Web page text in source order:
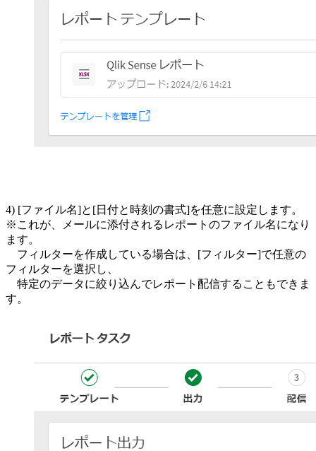
4) [ファイル名]と[日付と時刻の書式]を任意に設定します。
※これが、メールに添付されるレポートのファイル名になり
ます。
フィルターを作成している場合は、[フィルター]で任意の
フィルターを選択し、
特定のデータに絞り込んでレポート配信することもできま
す。